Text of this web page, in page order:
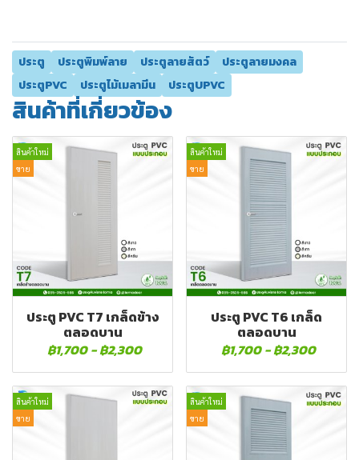
ประตู ประตูพิมพ์ลาย ประตูลายสัตว์
ประตูลายมงคล
ประตูPVC
ประตูไม้เมลามีน ประตูUPVC
สินค้าที่เกี่ยวข้อง
สินค้าใหม่
ขาย
ประตู PVC T7 เกล็ดข้าง
ตลอดบาน
฿1,700 -฿2,300
สินค้าใหม่
ขาย
ประตู PVC T6 เกล็ด
ตลอดบาน
฿1,700 -฿2,300
สินค้าใหม่
ขาย
สินค้าใหม่
ขาย